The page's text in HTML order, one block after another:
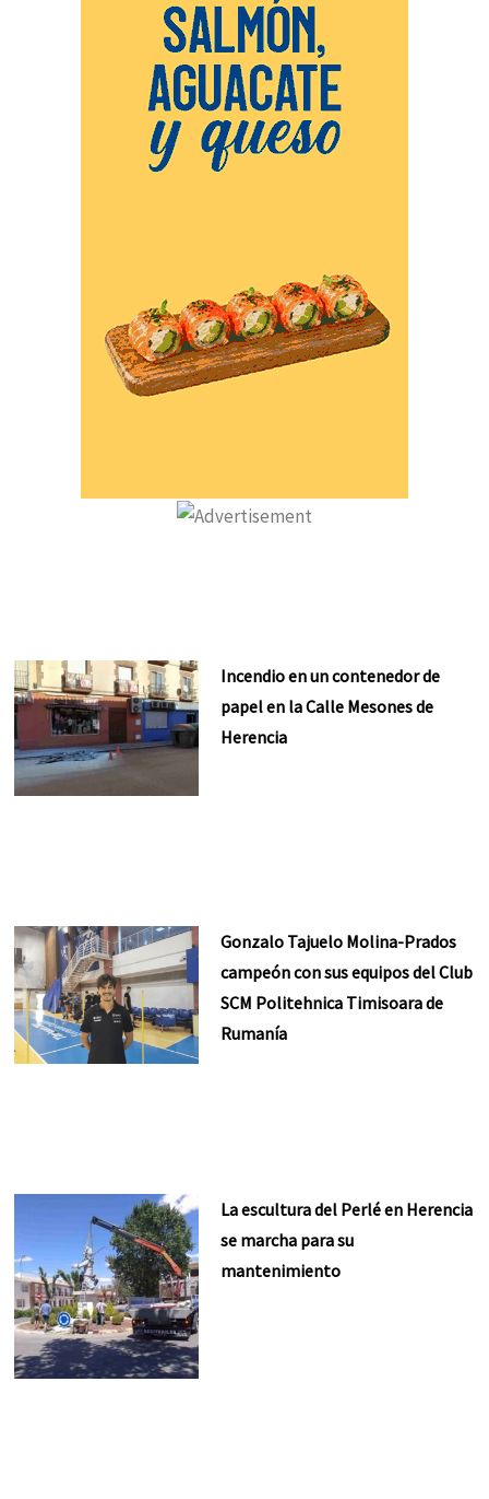
Incendio en un contenedor de
papel en la Calle Mesones de
Herencia
Gonzalo Tajuelo Molina-Prados
campeón con sus equipos del Club
SCM Politehnica Timisoara de
Rumanía
La escultura del Perlé en Herencia
se marcha para su
mantenimiento